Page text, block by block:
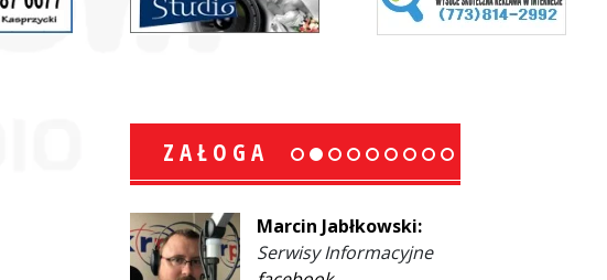
ZAŁOGA
Marcin Jabłkowski:
Serwisy Informacyjne